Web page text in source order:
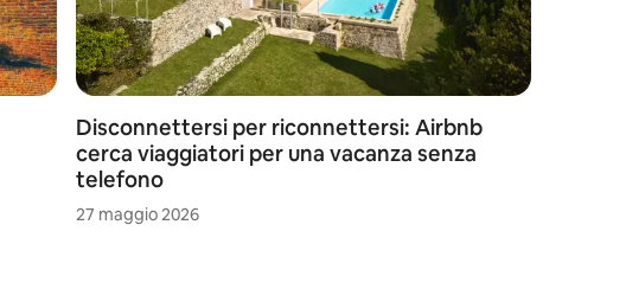
Disconnettersi per riconnettersi: Airbnb
cerca viaggiatori per una vacanza senza
telefono
27 maggio 2026